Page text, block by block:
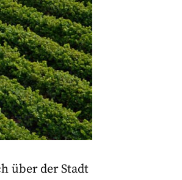
über der Stadt